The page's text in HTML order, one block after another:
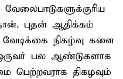
புதன் ஆதிக்கம்
நிகழ்வு களை
பல ஆண்டுகளாக
பெற்றவராக திகழவும்